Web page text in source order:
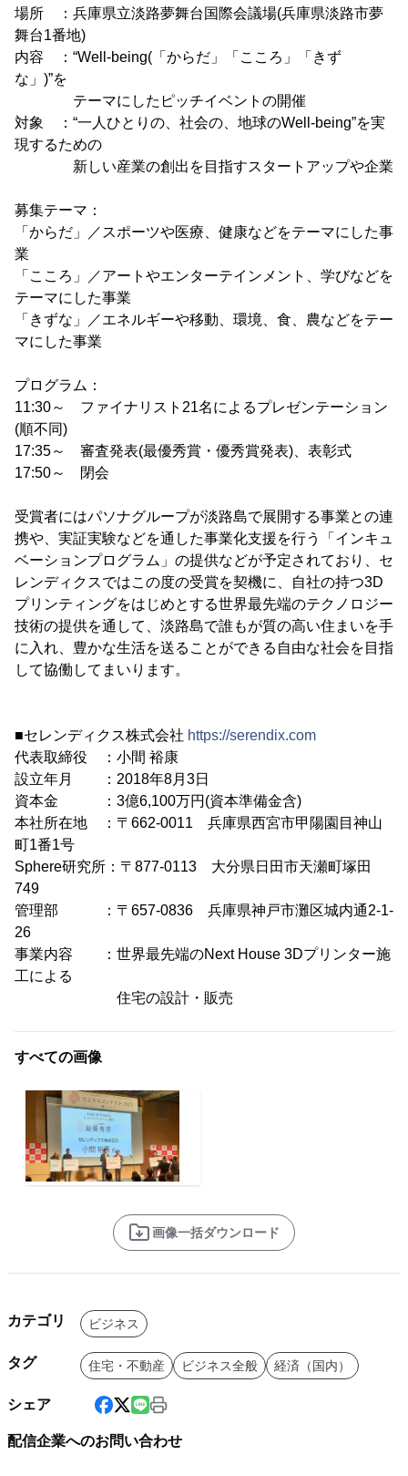
場所 ：兵庫県立淡路夢舞台国際会議場(兵庫県淡路市夢
舞台1番地)
内容 ：“Well-being(「からだ」「こころ」「きず
な」)”を
テーマにしたピッチイベントの開催
対象 ：“一人ひとりの、社会の、地球のWell-being”を実
現するための
新しい産業の創出を目指すスタートアップや企業
募集テーマ：
「からだ」／スポーツや医療、健康などをテーマにした事
業
「こころ」／アートやエンターテインメント、学びなどを
テーマにした事業
「きずな」／エネルギーや移動、環境、食、農などをテー
マにした事業
プログラム：
11:30～ ファイナリスト21名によるプレゼンテーション
(順不同)
17:35～ 審査発表(最優秀賞・優秀賞発表)、表彰式
17:50～ 閉会
受賞者にはパソナグループが淡路島で展開する事業との連
携や、実証実験などを通した事業化支援を行う「インキュ
ベーションプログラム」の提供などが予定されており、セ
レンディクスではこの度の受賞を契機に、自社の持つ3D
プリンティングをはじめとする世界最先端のテクノロジー
技術の提供を通して、淡路島で誰もが質の高い住まいを手
に入れ、豊かな生活を送ることができる自由な社会を目指
して協働してまいります。
■セレンディクス株式会社 https://serendix.com
代表取締役 ：小間 裕康
設立年月 ：2018年8月3日
資本金 ：3億6,100万円(資本準備金含)
本社所在地 ：〒662-0011 兵庫県西宮市甲陽園目神山
町1番1号
Sphere研究所：〒877-0113 大分県日田市天瀬町塚田
749
管理部 ：〒657-0836 兵庫県神戸市灘区城内通2-1-
26
事業内容 ：世界最先端のNext House 3Dプリンター施
工による
住宅の設計・販売
すべての画像
画像一括ダウンロード
カテゴリ ビジネス
タグ 住宅・不動産 ビジネス全般 経済（国内）
シェア
配信企業へのお問い合わせ